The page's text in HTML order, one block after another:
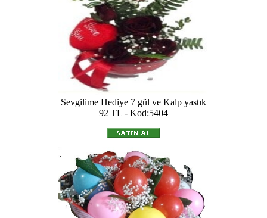
Sevgilime Hediye 7 gül ve Kalp yastık
92 TL - Kod:5404